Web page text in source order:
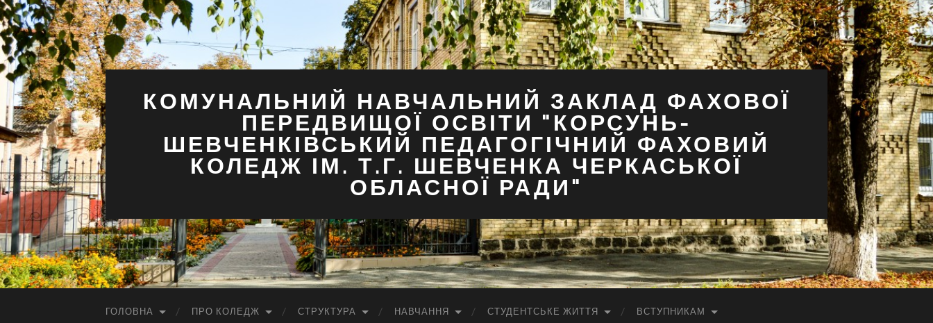
КОМУНАЛЬНИЙ НАВЧАЛЬНИЙ ЗАКЛАД ФАХОВОЇ
ПЕРЕДВИЩОЇ ОСВІТИ "КОРСУНЬ-
ШЕВЧЕНКІВСЬКИЙ ПЕДАГОГІЧНИЙ ФАХОВИЙ
КОЛЕДЖ ІМ. Т.Г. ШЕВЧЕНКА ЧЕРКАСЬКОЇ
ОБЛАСНОЇ РАДИ"
ГОЛОВНА ПРО КОЛЕДЖ СТРУКТУРА НАВЧАННЯ СТУДЕНТСЬКЕ ЖИТТЯ ВСТУПНИКАМ